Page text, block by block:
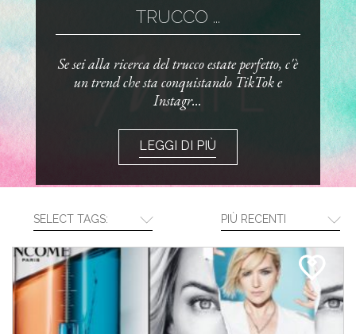
TRUCCO ...
Se sei alla ricerca del trucco estate perfetto, c'è
un trend che sta conquistando TikTok e
Instagr...
LEGGI DI PIÙ
CREA LA TUA ROUTINE CON I
SELECT TAGS: PIÙ RECENTI